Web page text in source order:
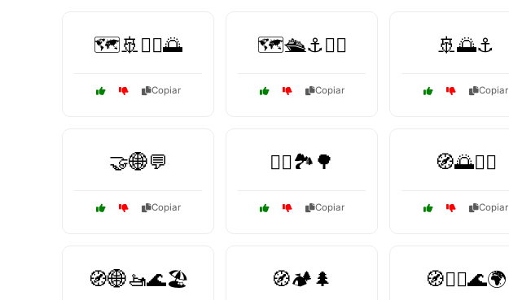
🗺️🚢🏴‍☠️🌅
Copiar
🗺️🛳️⚓🏄‍♂️
Copiar
🚢🌅⚓
Copiar
🤝🌐💬
Copiar
🧗‍♂️🏞️🌳
Copiar
🧭🌅🏴‍☠️
Copiar
🧭🌐🚤🌊🏖️ 🧭🏕️🌲 🧭🏴‍☠️🌊🌍